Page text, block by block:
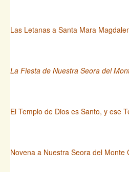
Las Letanas a Santa Mara
La Fiesta de Nuestra Seora del
El Templo de Dios es Santo, y ese
Novena a Nuestra Seora del Monte